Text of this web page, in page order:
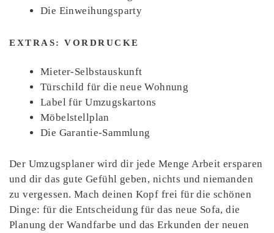
Die Einweihungsparty
EXTRAS: VORDRUCKE
Mieter-Selbstauskunft
Türschild für die neue Wohnung
Label für Umzugskartons
Möbelstellplan
Die Garantie-Sammlung
Der Umzugsplaner wird dir jede Menge Arbeit ersparen
und dir das gute Gefühl geben, nichts und niemanden
zu vergessen. Mach deinen Kopf frei für die schönen
Dinge: für die Entscheidung für das neue Sofa, die
Planung der Wandfarbe und das Erkunden der neuen